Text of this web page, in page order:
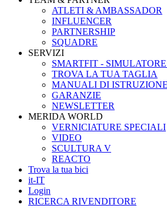
ATLETI & AMBASSADOR
INFLUENCER
PARTNERSHIP
SQUADRE
SERVIZI
SMARTFIT -
TROVA LA TUA TAGLIA
MANUALI DI ISTRUZIONE
GARANZIE
NEWSLETTER
MERIDA WORLD
VERNICIATURE SPECIALI
VIDEO
SCULTURA V
REACTO
Trova la tua bici
it-IT
Login
RICERCA RIVENDITORE